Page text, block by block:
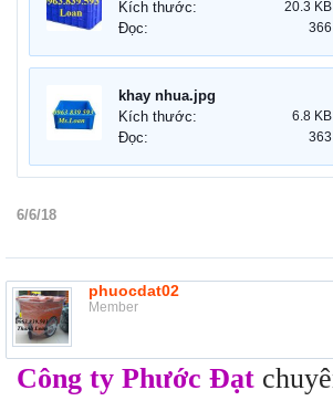
Kích thước:
20.3 KB
Đọc: 366
khay nhua.jpg
Kích thước:
6.8 KB
Đọc: 363
6/6/18
phuocdat02
Member
Công ty Phước Đạt